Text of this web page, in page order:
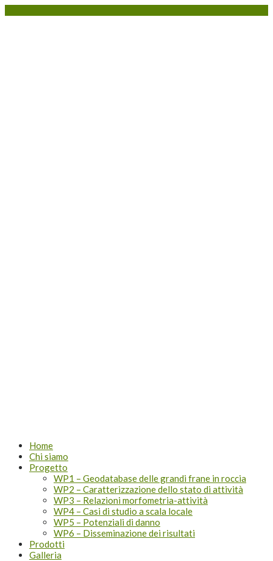
Home
Chi siamo
Progetto
WP1 – Geodatabase delle grandi frane in roccia
WP2 – Caratterizzazione dello stato di attività
WP3 – Relazioni morfometria-attività
WP4 – Casi di studio a scala locale
WP5 – Potenziali di danno
WP6 – Disseminazione dei risultati
Prodotti
Galleria